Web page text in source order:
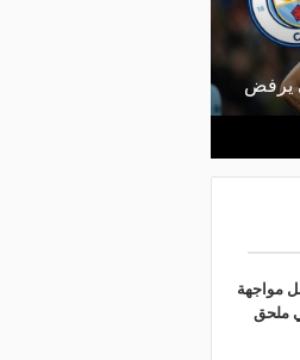
يرفض
مواجهة
ملحق